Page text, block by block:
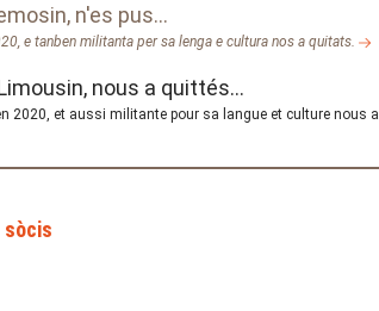
n'es pus...
e tanben militanta per sa lenga e cultura nos a quitats.
nous a quittés...
2020, et aussi militante pour sa langue et culture nous
sòcis